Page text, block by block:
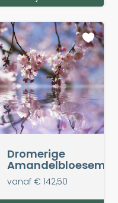
Dromerige
Amandelbloesem
vanaf € 142,50